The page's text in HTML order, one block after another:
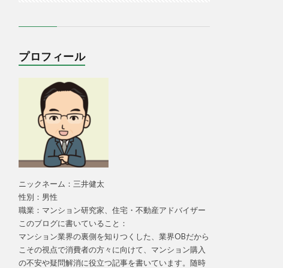
プロフィール
ニックネーム：三井健太
性別：男性
職業：マンション研究家、住宅・不動産アドバイザー
このブログに書いていること：
マンション業界の裏側を知りつくした、業界OBだから
こその視点で消費者の方々に向けて、マンション購入
の不安や疑問解消に役立つ記事を書いています。随時